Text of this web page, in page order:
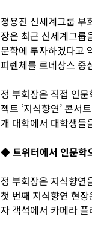
정용진 신세계그룹 부
장은 최근 신세계그룹
문학에 투자하겠다고
피렌체를 르네상스 중
정 부회장은 직접 인
젝트 ‘지식향연’ 콘서
개 대학에서 대학생들
◆ 트위터에서 인문학
정 부회장은 지식향연
첫 번째 지식향연 현
자 객석에서 카메라